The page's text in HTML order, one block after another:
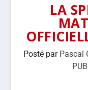
LA
Posté par Pascal